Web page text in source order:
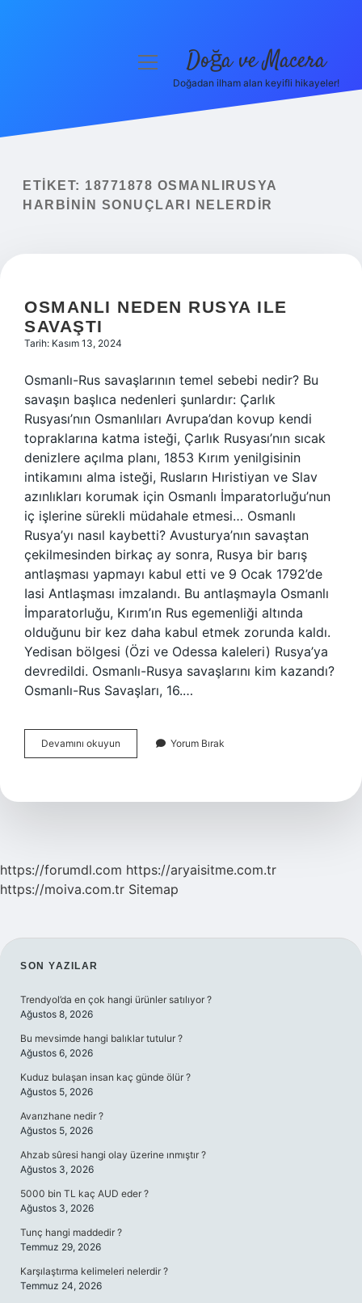
Yasal Uyarı
menüyü Doğa ve Macera
Doğadan ilham alan keyifli hikayeler!
ETIKET: 18771878 OSMANLIRUSYA
HARBININ SONUÇLARI NELERDIR
OSMANLI NEDEN RUSYA ILE
SAVAŞTI
Tarih: Kasım 13, 2024
Osmanlı-Rus savaşlarının temel sebebi nedir? Bu
savaşın başlıca nedenleri şunlardır: Çarlık
Rusyası’nın Osmanlıları Avrupa’dan kovup kendi
topraklarına katma isteği, Çarlık Rusyası’nın sıcak
denizlere açılma planı, 1853 Kırım yenilgisinin
intikamını alma isteği, Rusların Hıristiyan ve Slav
azınlıkları korumak için Osmanlı İmparatorluğu’nun
iç işlerine sürekli müdahale etmesi… Osmanlı
Rusya’yı nasıl kaybetti? Avusturya’nın savaştan
çekilmesinden birkaç ay sonra, Rusya bir barış
antlaşması yapmayı kabul etti ve 9 Ocak 1792’de
Iasi Antlaşması imzalandı. Bu antlaşmayla Osmanlı
İmparatorluğu, Kırım’ın Rus egemenliği altında
olduğunu bir kez daha kabul etmek zorunda kaldı.
Yedisan bölgesi (Özi ve Odessa kaleleri) Rusya’ya
devredildi. Osmanlı-Rusya savaşlarını kim kazandı?
Osmanlı-Rus Savaşları, 16.…
Devamını okuyun
Neden
Savaştı
Yorum Bırak
https://forumdl.com https://aryaisitme.com.tr
https://moiva.com.tr Sitemap
SIDEBAR
SON YAZILAR
Trendyol’da en çok hangi ürünler satılıyor ?
Ağustos 8, 2026
Bu mevsimde hangi balıklar tutulur ?
Ağustos 6, 2026
Kuduz bulaşan insan kaç günde ölür ?
Ağustos 5, 2026
Avarızhane nedir ?
Ağustos 5, 2026
Ahzab sûresi hangi olay üzerine ınmıştır ?
Ağustos 3, 2026
5000 bin TL kaç AUD eder ?
Ağustos 3, 2026
Tunç hangi maddedir ?
Temmuz 29, 2026
Karşılaştırma kelimeleri nelerdir ?
Temmuz 24, 2026